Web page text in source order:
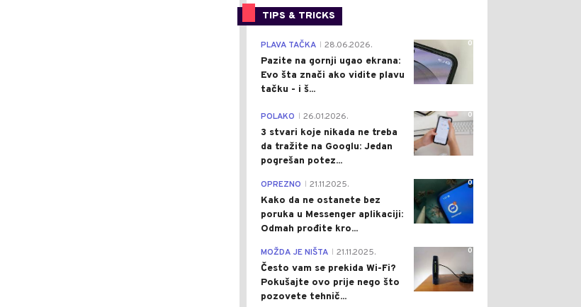
TIPS & TRICKS
0
PLAVA TAČKA 28.06.2026.
Pazite na gornji ugao ekrana:
Evo šta znači ako vidite plavu
tačku - i š...
0
POLAKO 26.01.2026.
3 stvari koje nikada ne treba
da tražite na Googlu: Jedan
pogrešan potez...
0
OPREZNO 21.11.2025.
Kako da ne ostanete bez
poruka u Messenger aplikaciji:
Odmah prođite kro...
0
MOŽDA JE NIŠTA 21.11.2025.
Često vam se prekida Wi-Fi?
Pokušajte ovo prije nego što
pozovete tehnič...